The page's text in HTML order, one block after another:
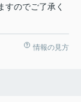
すのでご了承く
情報の見方